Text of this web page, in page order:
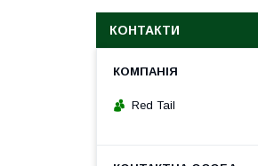
КОНТАКТИ
Red Tail